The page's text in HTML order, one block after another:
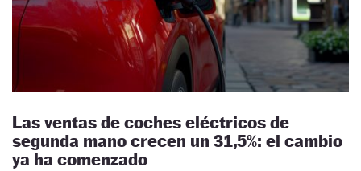
Las ventas de coches eléctricos de
segunda mano crecen un 31,5%: el cambio
ya ha comenzado